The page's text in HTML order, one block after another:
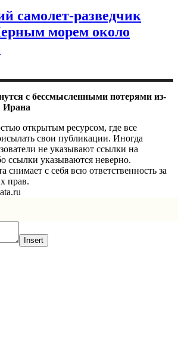
самолет-разведчик
морем около
с бессмысленными потерями из-
Ирана
открытым ресурсом, где все
свои публикации. Иногда
не указывают ссылки на
ссылки указываются неверно.
снимает с себя всю ответственность за
прав.
Insert